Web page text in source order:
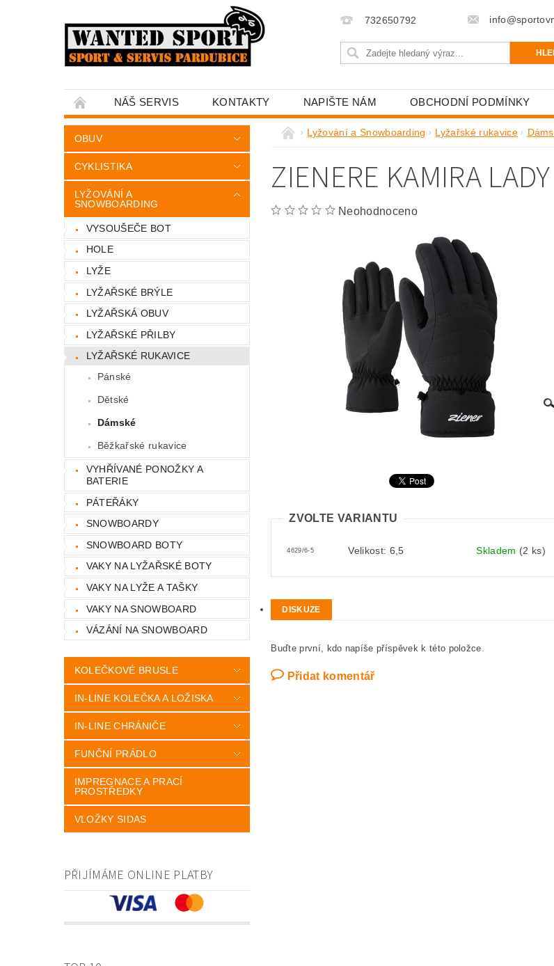
732650792
NÁŠ SERVIS KONTAKTY NAPIŠTE NÁM OBCHODNÍ PODMÍNKY
OBUV
CYKLISTIKA
LYŽOVÁNÍ A
SNOWBOARDING
VYSOUŠEČE BOT
HOLE
LYŽE
LYŽAŘSKÉ BRÝLE
LYŽAŘSKÁ OBUV
LYŽAŘSKÉ PŘILBY
LYŽAŘSKÉ RUKAVICE
Pánské
Dětské
Dámské
Běžkařské rukavice
VYHŘÍVANÉ PONOŽKY A
BATERIE
PÁTEŘÁKY
SNOWBOARDY
SNOWBOARD BOTY
VAKY NA LYŽAŘSKÉ BOTY
VAKY NA LYŽE A TAŠKY
VAKY NA SNOWBOARD
VÁZÁNÍ NA SNOWBOARD
KOLEČKOVÉ BRUSLE
IN-LINE KOLEČKA A LOŽISKA
IN-LINE CHRÁNIČE
FUNČNÍ PRÁDLO
IMPREGNACE A PRACÍ
PROSTŘEDKY
VLOŽKY SIDAS
PŘIJÍMÁME ONLINE PLATBY
Lyžování a Snowboarding Lyžařské rukavice
ZIENERE KAMIRA LADY
Neohodnoceno
ZVOLTE VARIANTU
4629/6-5 Velikost: 6,5 Skladem (2 ks)
DISKUZE
Buďte první, kdo napíše příspěvek k této položce.
Přidat komentář